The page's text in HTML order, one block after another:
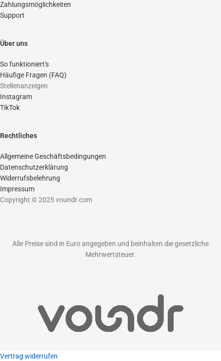
Zahlungsmöglichkeiten
Support
Über uns
So funktioniert's
Häufige Fragen (FAQ)
Stellenanzeigen
Instagram
TikTok
Rechtliches
Allgemeine Geschäftsbedingungen
Datenschutzerklärung
Widerrufsbelehrung
Impressum
Copyright © 2025 voundr.com
Alle Preise sind in Euro angegeben und beinhalten die gesetzliche
Mehrwertsteuer.
Vertrag widerrufen